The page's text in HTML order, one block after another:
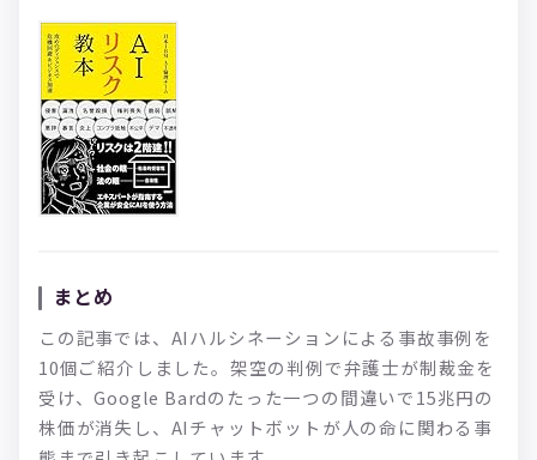
まとめ
この記事では、AIハルシネーションによる事故事例を
10個ご紹介しました。架空の判例で弁護士が制裁金を
受け、Google Bardのたった一つの間違いで15兆円の
株価が消失し、AIチャットボットが人の命に関わる事